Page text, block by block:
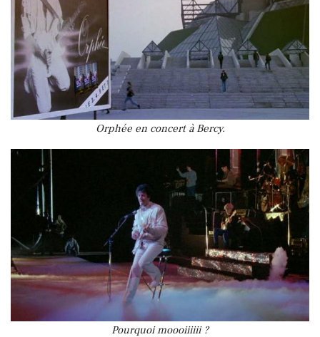
Orphée en concert à Bercy.
Pourquoi moooiiiiii ?